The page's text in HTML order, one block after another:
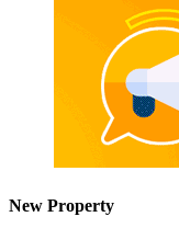
New Property